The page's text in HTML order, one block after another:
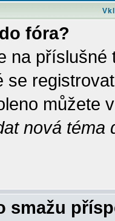
fóra?
na
se
můžete
nová téma
smažu